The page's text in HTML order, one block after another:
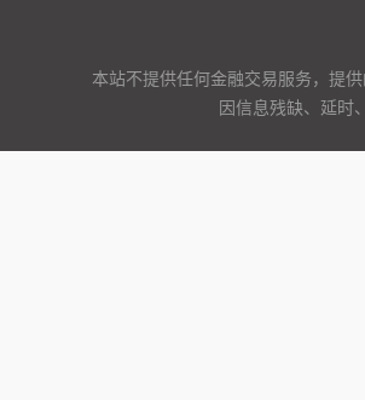
本站不提供任何金融交易服务，提
因信息残缺、延时